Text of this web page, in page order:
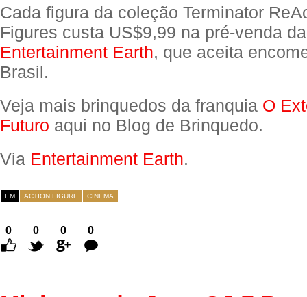
Cada figura da coleção Terminator
Figures custa US$9,99 na pré-venda da
Entertainment Earth, que aceita
Brasil.
Veja mais brinquedos da franquia O
Futuro aqui no Blog de Brinquedo.
Via Entertainment Earth.
EM ACTION FIGURE CINEMA
0 0 0
0
Comentários